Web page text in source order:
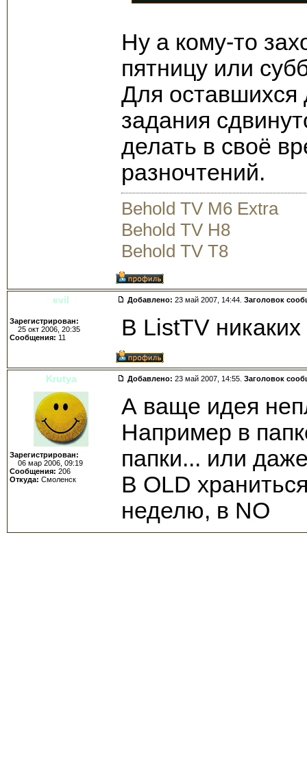
Ну а кому-то
пятницу или
Для оставшихся
задания
делать в своё
разночтений.
Behold TV M6 Extra
Behold TV H8
Behold TV T8
evil Добавлено: 23 май 2007, 14:44. Заголовок
Зарегистрирован:
25 окт 2006, 20:35
Сообщения: 11 В ListTV никаких
Krutya Добавлено: 23 май 2007, 14:55. Заголовок
Зарегистрирован:
06 мар 2006, 09:19
Сообщения: 206
Откуда: Смоленск
А ваще идея
Например в
папки... или
В OLD
неделю, в NO